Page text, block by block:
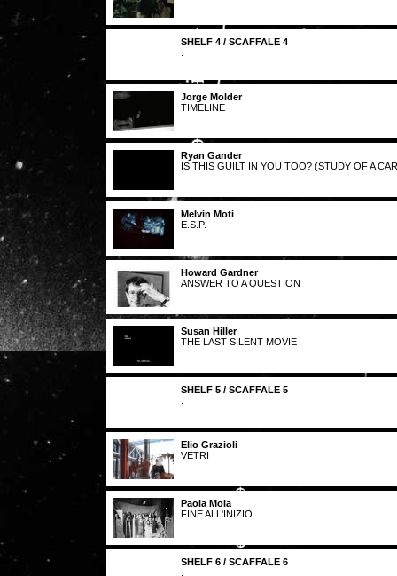
SHELF 4 / SCAFFALE 4
Jorge Molder
TIMELINE
Ryan Gander
IS THIS GUILT IN YOU TOO? (STUDY OF A
Melvin Moti
E.S.P.
Howard Gardner
ANSWER TO A QUESTION
Susan Hiller
THE LAST SILENT MOVIE
SHELF 5 / SCAFFALE 5
Elio Grazioli
VETRI
Paola Mola
FINE ALL'INIZIO
SHELF 6 / SCAFFALE 6